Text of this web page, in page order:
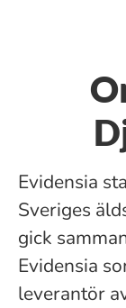
Evidensia
Sveriges
gick
Evidensia
leverantör